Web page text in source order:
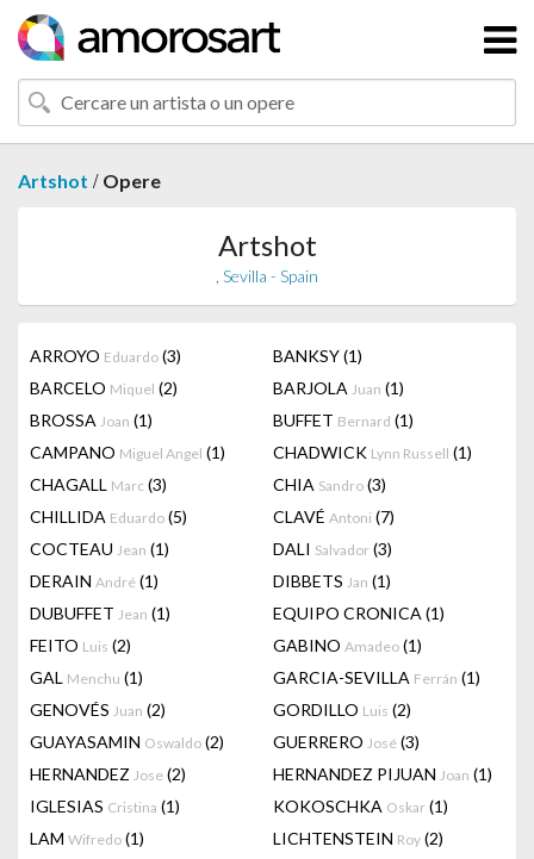
Artshot / Opere
Artshot
, Sevilla - Spain
ARROYO Eduardo (3) BANKSY(1)
BARCELO Miquel (2) BARJOLA Juan (1)
BROSSA Joan (1) BUFFET Bernard (1)
CAMPANO Miguel Angel (1) CHADWICK Lynn Russell (1)
CHAGALL Marc (3) CHIA Sandro (3)
CHILLIDA Eduardo (5) CLAVÉ Antoni (7)
COCTEAU Jean (1) DALI Salvador (3)
DERAIN André (1) DIBBETS Jan (1)
DUBUFFET Jean (1) EQUIPO CRONICA (1)
FEITO Luis (2) GABINO Amadeo (1)
GAL Menchu (1) GARCIA-SEVILLA Ferrán (1)
GENOVÉS Juan (2) GORDILLO Luis (2)
GUAYASAMIN Oswaldo (2) GUERRERO José (3)
HERNANDEZ Jose (2) HERNANDEZ PIJUAN Joan (1)
IGLESIAS Cristina (1) KOKOSCHKA Oskar (1)
LAM Wifredo (1) LICHTENSTEIN Roy (2)